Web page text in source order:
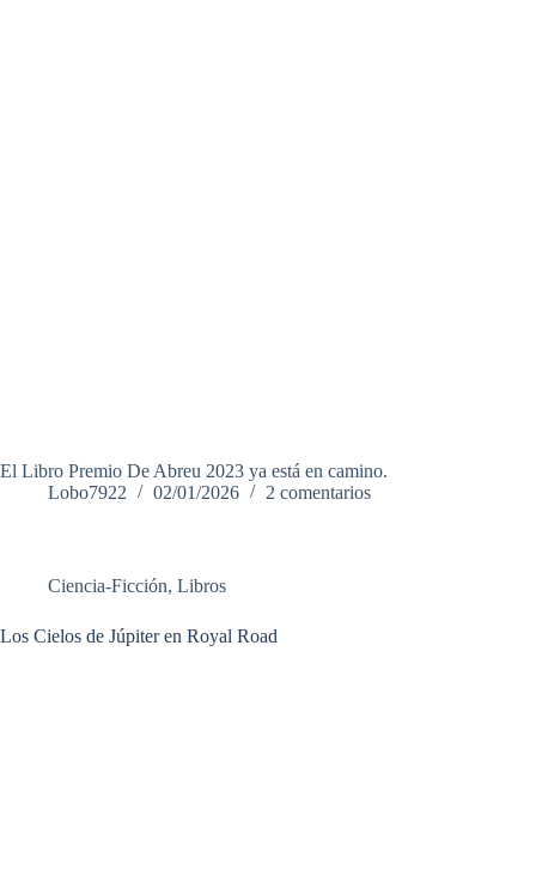
El Libro Premio De Abreu 2023 ya está en camino.
Lobo7922
02/01/2026 2 comentarios
Ciencia-Ficción, Libros
Los Cielos de Júpiter en Royal Road